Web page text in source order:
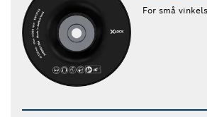
For små